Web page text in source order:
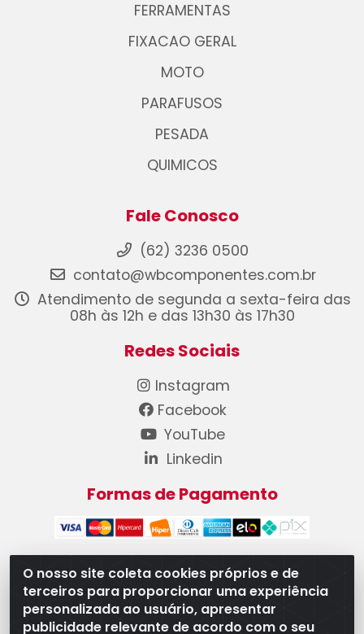
O nosso site coleta cookies próprios e de
terceiros para proporcionar uma experiência
personalizada ao usuário, apresentar
publicidade relevante de acordo com o seu
FERRAMENTAS
FIXACAO GERAL
MOTO
PARAFUSOS
PESADA
QUIMICOS
Fale Conosco
(62) 3236 0500
contato@wbcomponentes.com.br
Atendimento de segunda a sexta-feira das
08h às 12h e das 13h30 às 17h30
Redes Sociais
Instagram
Facebook
YouTube
Linkedin
Formas de Pagamento
WB Componentes Automotivos LTDA - CNPJ
08.528.393/0001-12 - Rua do Níquel, 667 - Parque
Oeste Industrial, Goiânia/GO - CEP 74375-660